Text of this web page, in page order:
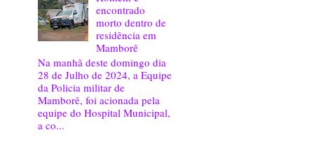
encontrado
morto dentro de
residência em
Mamborê
Na manhã deste domingo dia
28 de Julho de 2024, a Equipe
da Policia militar de
Mamborê, foi acionada pela
equipe do Hospital Municipal,
a co...